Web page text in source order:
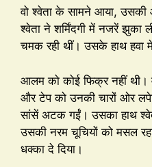
वो श्वेता के सामने आया,
श्वेता ने शर्मिंदगी में नजरें
चमक रही थीं। उसके हाथ हवा
आलम को कोई फिक्र नहीं थी।
और टेप को उनकी चारों ओर
सांसें अटक गईं। उसका हाथ
उसकी नरम चूचियों को मसल
धक्का दे दिया।